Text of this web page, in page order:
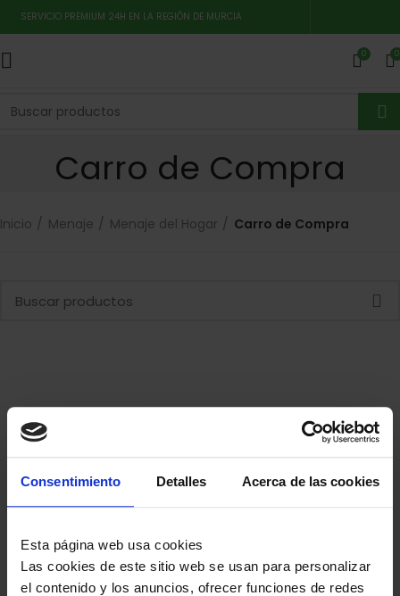
Consentimiento Detalles Acerca de las cookies
Esta página web usa cookies
Las cookies de este sitio web se usan para personalizar
el contenido y los anuncios, ofrecer funciones de redes
SERVICIO PREMIUM 24H EN LA REGIÓN DE MURCIA
0 0
Carro de Compra
Inicio Menaje Menaje del Hogar Carro de Compra